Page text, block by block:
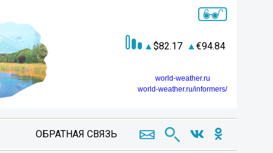
82.17 94.84
world-weather.ru
world-weather.ru/informers/
ОБРАТНАЯ СВЯЗЬ